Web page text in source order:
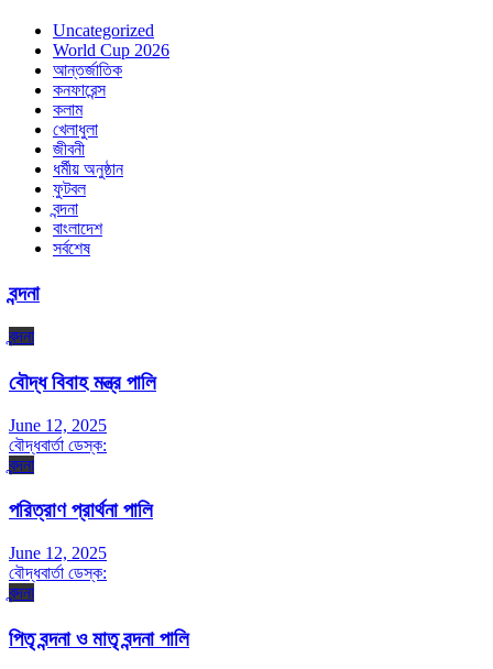
Uncategorized
World Cup 2026
আন্তর্জাতিক
কনফারেন্স
কলাম
খেলাধুলা
জীবনী
ধর্মীয় অনুষ্ঠান
ফুটবল
বন্দনা
বাংলাদেশ
সর্বশেষ
বন্দনা
বন্দনা
বৌদ্ধ বিবাহ মন্ত্র পালি
June 12, 2025
বৌদ্ধবার্তা ডেস্ক:
বন্দনা
পরিত্রাণ প্রার্থনা পালি
June 12, 2025
বৌদ্ধবার্তা ডেস্ক:
বন্দনা
পিতৃ বন্দনা ও মাতৃ বন্দনা পালি